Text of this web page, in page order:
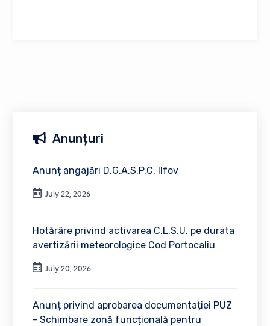
Anunțuri
Anunț angajări D.G.A.S.P.C. Ilfov
July 22, 2026
Hotărâre privind activarea C.L.S.U. pe durata
avertizării meteorologice Cod Portocaliu
July 20, 2026
Anunț privind aprobarea documentației PUZ
- Schimbare zonă funcțională pentru